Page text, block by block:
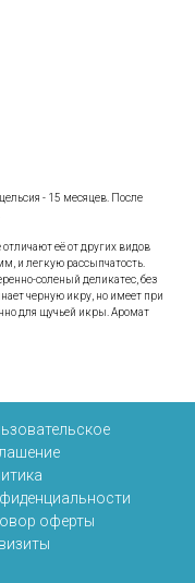
- 15 месяцев. После
её от других видов
и легкую рассыпчатость.
соленый деликатес, без
черную икру, но имеет при
для щучьей икры. Аромат
оферты